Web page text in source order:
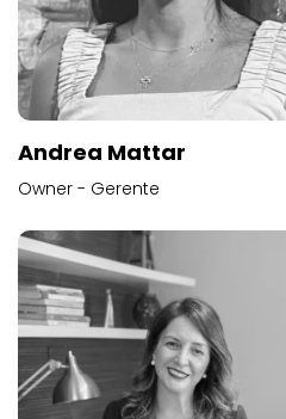
Andrea Mattar
Owner - Gerente